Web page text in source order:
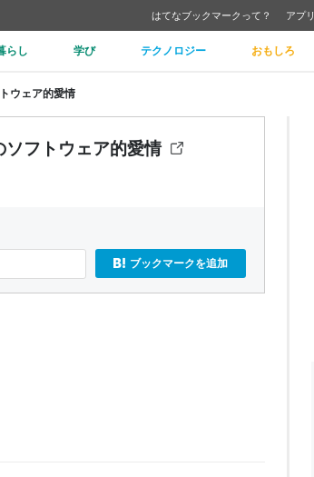
はてなブックマークって？ アプ
らし 学び テクノロジー おもしろ
ウェア的愛情
フトウェア的愛情
ブックマークを追加